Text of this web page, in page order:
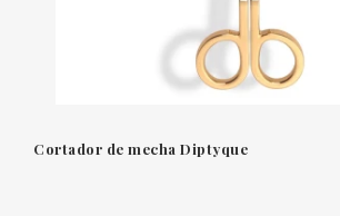
Cortador de mecha Diptyque